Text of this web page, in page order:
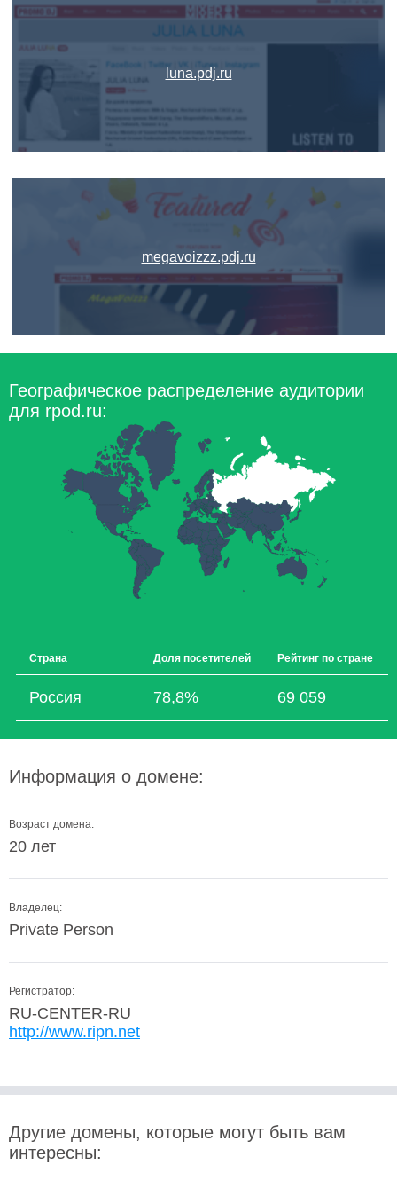
luna.pdj.ru
megavoizzz.pdj.ru
Географическое распределение аудитории
для rpod.ru:
Страна Доля посетителей Рейтинг по стране
Россия 78,8% 69 059
Информация о домене:
Возраст домена:
20 лет
Владелец:
Private Person
Регистратор:
RU-CENTER-RU
http://www.ripn.net
Другие домены, которые могут быть вам
интересны: